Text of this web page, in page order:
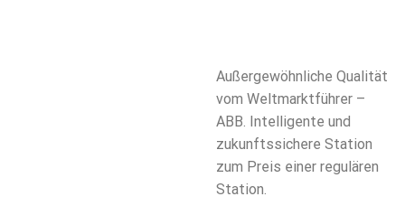
Außergewöhnliche Qualität
vom Weltmarktführer –
ABB. Intelligente und
zukunftssichere Station
zum Preis einer regulären
Station.